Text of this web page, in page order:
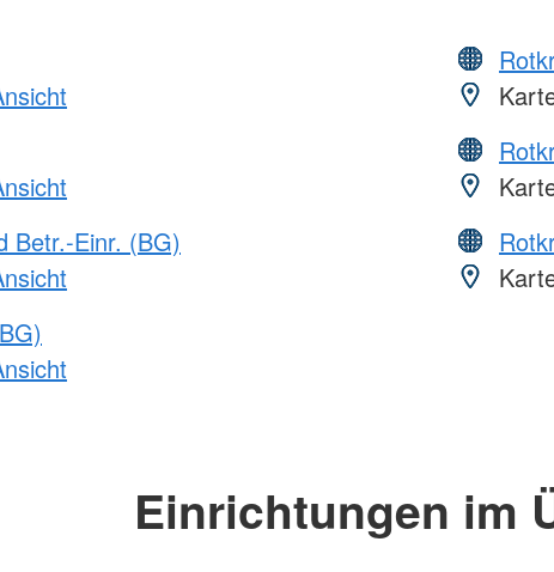
Betr.-Einr. (BG)
Einrichtungen im